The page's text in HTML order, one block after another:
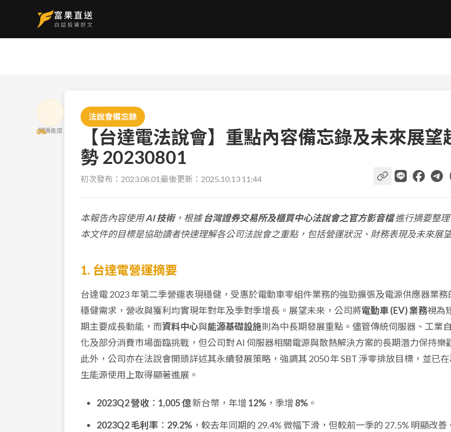
0%
閱讀進度
法說會備忘錄
【台達電法說會】重點內容備忘錄及未來展望
勢 20230801
初次發布： 2023.08.01 最後更新： 2025.10.13 11:44
本報告內容使用AI 技術，根據台灣證券交易所及櫃買中心法說會之官方影音檔進行摘要整
本文件的目標是協助讀者快速理解各公司法說會之重點，包括營運狀況、財務表現及未來展
1. 台達電營運摘要
台達電 2023 年第二季營運表現穩健，受惠於電動車零組件業務的強勁擴張及電源供應器業務
穩健需求，營收與獲利均實現年對年及季對季增長。展望未來，公司將電動車 (EV) 業務視為
期主要成長動能，而資料中心與能源基礎設施則為中長期發展重點。儘管傳統伺服器、工業
化及部分消費市場面臨挑戰，但公司對 AI 伺服器相關電源與散熱解決方案的長期潛力保持樂
此外，公司亦在法說會開頭詳述其永續發展策略，強調其 2050 年 SBT 淨零排放目標，並已
生能源使用上取得顯著進展。
2023Q2 營收 ： 1,005 億新台幣，年增 12% ，季增 8% 。
2023Q2 毛利率 ： 29.2% ，較去年同期的 29.4% 微幅下滑，但較前一季的 27.5% 明顯改善